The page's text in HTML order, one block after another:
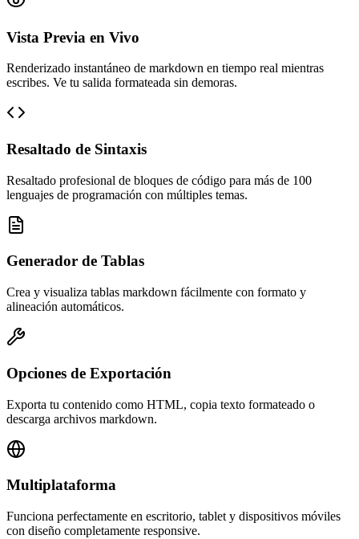
Vista Previa en Vivo
Renderizado instantáneo de markdown en tiempo real mientras
escribes. Ve tu salida formateada sin demoras.
Resaltado de Sintaxis
Resaltado profesional de bloques de código para más de 100
lenguajes de programación con múltiples temas.
Generador de Tablas
Crea y visualiza tablas markdown fácilmente con formato y
alineación automáticos.
Opciones de Exportación
Exporta tu contenido como HTML, copia texto formateado o
descarga archivos markdown.
Multiplataforma
Funciona perfectamente en escritorio, tablet y dispositivos móviles
con diseño completamente responsive.